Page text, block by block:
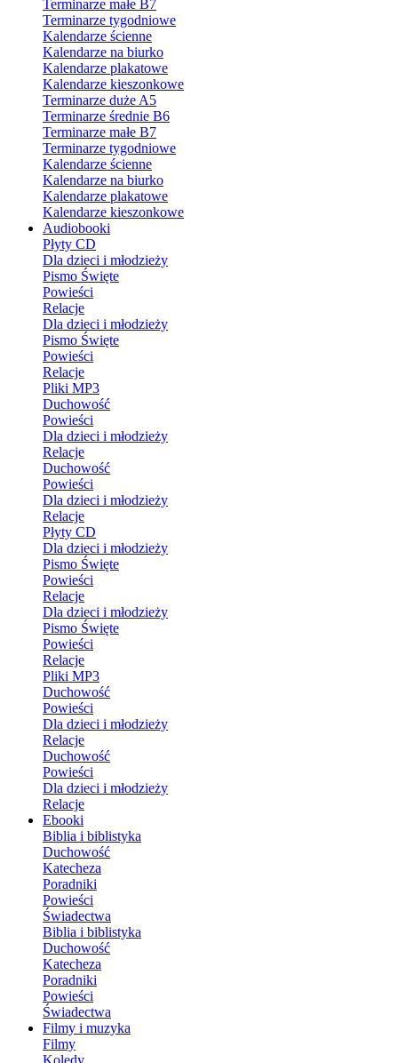
Terminarze małe B7
Terminarze tygodniowe
Kalendarze ścienne
Kalendarze na biurko
Kalendarze plakatowe
Kalendarze kieszonkowe
Terminarze duże A5
Terminarze średnie B6
Terminarze małe B7
Terminarze tygodniowe
Kalendarze ścienne
Kalendarze na biurko
Kalendarze plakatowe
Kalendarze kieszonkowe
Audiobooki
Płyty CD
Dla dzieci i młodzieży
Pismo Święte
Powieści
Relacje
Dla dzieci i młodzieży
Pismo Święte
Powieści
Relacje
Pliki MP3
Duchowość
Powieści
Dla dzieci i młodzieży
Relacje
Duchowość
Powieści
Dla dzieci i młodzieży
Relacje
Płyty CD
Dla dzieci i młodzieży
Pismo Święte
Powieści
Relacje
Dla dzieci i młodzieży
Pismo Święte
Powieści
Relacje
Pliki MP3
Duchowość
Powieści
Dla dzieci i młodzieży
Relacje
Duchowość
Powieści
Dla dzieci i młodzieży
Relacje
Ebooki
Biblia i biblistyka
Duchowość
Katecheza
Poradniki
Powieści
Świadectwa
Biblia i biblistyka
Duchowość
Katecheza
Poradniki
Powieści
Świadectwa
Filmy i muzyka
Filmy
Kolędy